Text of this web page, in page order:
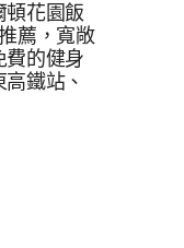
頓花園飯
薦，寬敞
費的健身
鐵站、